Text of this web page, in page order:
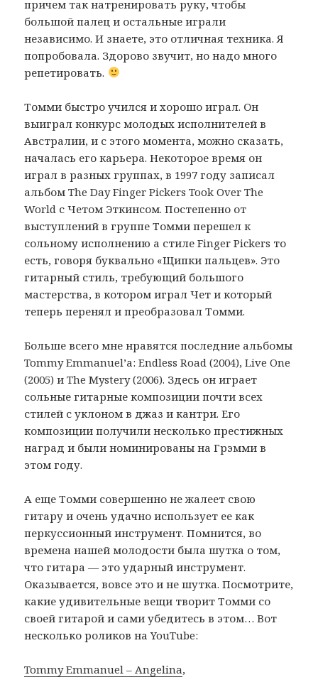
причем так натренировать руку, чтобы
большой палец и остальные играли
независимо. И знаете, это отличная техника. Я
попробовала. Здорово звучит, но надо много
репетировать.
Томми быстро учился и хорошо играл. Он
выиграл конкурс молодых исполнителей в
Австралии, и с этого момента, можно сказать,
началась его карьера. Некоторое время он
играл в разных группах, в 1997 году записал
альбом The Day Finger Pickers Took Over The
World с Четом Эткинсом. Постепенно от
выступлений в группе Томми перешел к
сольному исполнению а стиле Finger Pickers то
есть, говоря буквально «Щипки пальцев». Это
гитарный стиль, требующий большого
мастерства, в котором играл Чет и который
теперь перенял и преобразовал Томми.
Больше всего мне нравятся последние альбомы
Tommy Emmanuel’а: Endless Road (2004), Live One
(2005) и The Mystery (2006). Здесь он играет
сольные гитарные композиции почти всех
стилей с уклоном в джаз и кантри. Его
композиции получили несколько престижных
наград и были номинированы на Грэмми в
этом году.
А еще Томми совершенно не жалеет свою
гитару и очень удачно использует ее как
перкуссионный инструмент. Помнится, во
времена нашей молодости была шутка о том,
что гитара — это ударный инструмент.
Оказывается, вовсе это и не шутка. Посмотрите,
какие удивительные вещи творит Томми со
своей гитарой и сами убедитесь в этом… Вот
несколько роликов на YouTube:
Tommy Emmanuel – Angelina,